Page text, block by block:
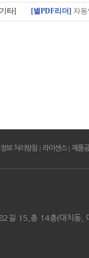
타] [별PDF리더] 자
보 처리방침 | 라이센스| 제품
길 15,층 14층(대치동,